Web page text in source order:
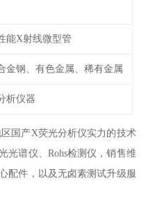
能X射线微型管
金钢、有色金属、稀有金属
析仪器
国产X荧光分析仪实力的技术
光谱仪、Rohs检测仪，销售维
配件，以及无卤素测试升级服